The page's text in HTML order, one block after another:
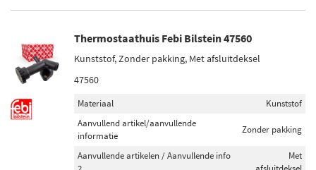
Resultaten
Merk
Febi Bilstein (2)
Metzger (2)
Thermostaathuis Febi Bilstein 47560
Kunststof, Zonder pakking, Met afsluitdeksel
47560
Materiaal
Kunststof
Aanvullend artikel/aanvullende
informatie
Zonder pakking
Aanvullende artikelen / Aanvullende info
Met